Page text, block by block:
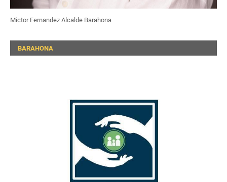
Mictor Fernandez Alcalde Barahona
BARAHONA